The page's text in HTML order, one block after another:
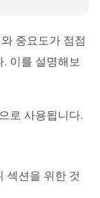
중요도가 점점
. 이를 설명해보
로 사용됩니다.
섹션을 위한 것